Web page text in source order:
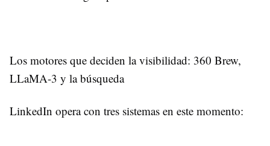
Los motores que deciden la visibilidad: 360 Brew,
LLaMA-3 y la búsqueda
LinkedIn opera con tres sistemas en este momento: